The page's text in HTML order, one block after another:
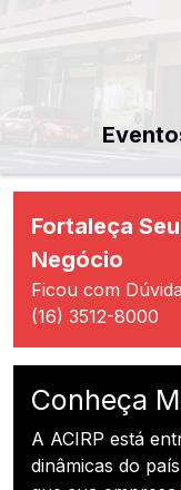
Fortaleça Seu
Negócio
Ficou com
(16) 3512-8000
Conheça
A ACIRP está
dinâmicas do